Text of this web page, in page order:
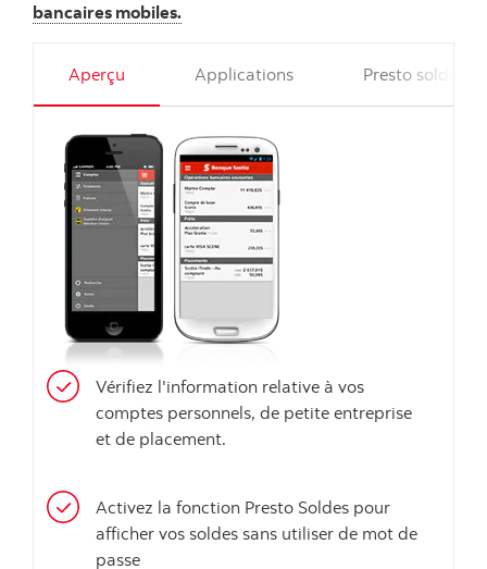
bancaires mobiles.
Aperçu Applications Presto soldes
Vérifiez l'information relative à vos
comptes personnels, de petite entreprise
et de placement.
Activez la fonction Presto Soldes pour
afficher vos soldes sans utiliser de mot de
passe